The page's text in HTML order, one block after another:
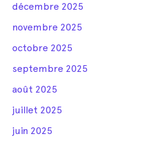
décembre 2025
novembre 2025
octobre 2025
septembre 2025
août 2025
juillet 2025
juin 2025